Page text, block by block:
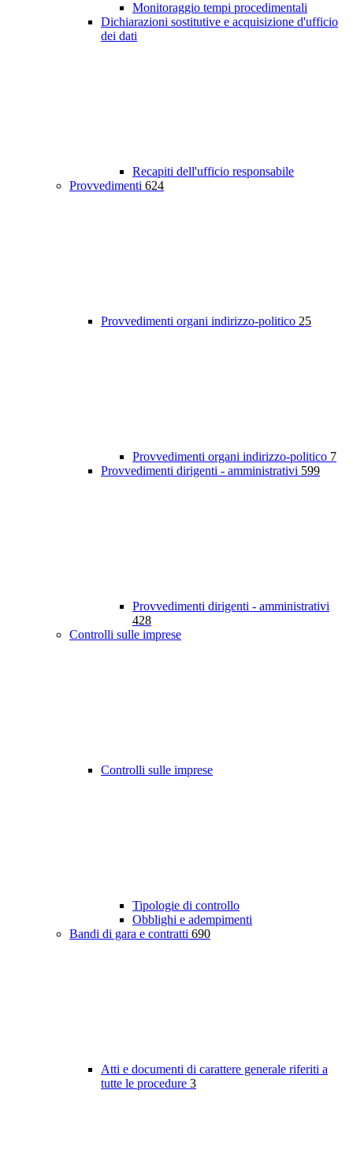
Monitoraggio tempi procedimentali
Dichiarazioni sostitutive e acquisizione d'ufficio
dei dati
Recapiti dell'ufficio responsabile
Provvedimenti 624
Provvedimenti organi indirizzo-politico 25
Provvedimenti organi indirizzo-politico 7
Provvedimenti dirigenti - amministrativi 599
Provvedimenti dirigenti - amministrativi
428
Controlli sulle imprese
Controlli sulle imprese
Tipologie di controllo
Obblighi e adempimenti
Bandi di gara e contratti 690
Atti e documenti di carattere generale riferiti a
tutte le procedure 3